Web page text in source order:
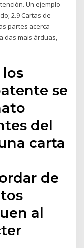
Un ejemplo
2.9 Cartas de
partes acerca
das mais árduas,
los
se
del
carta
de
al